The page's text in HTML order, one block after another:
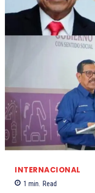
INTERNACIONAL
1 min. Read